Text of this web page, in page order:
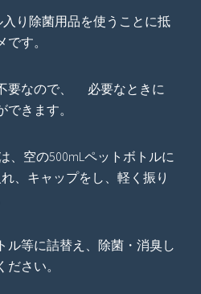
り除菌用品を使うことに抵
す。
要なので、 必要なときに
きます。
、空の500mLペットボトルに
、キャップをし、軽く振り
ル等に詰替え、除菌・消臭し
さい。